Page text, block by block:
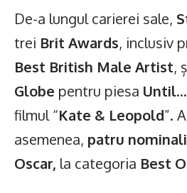
De-a lungul carierei sale,
trei Brit Awards, inclusiv
Best British Male Artist,
Globe pentru piesa Until
filmul “Kate & Leopold”.
asemenea, patru
Oscar, la categoria Best